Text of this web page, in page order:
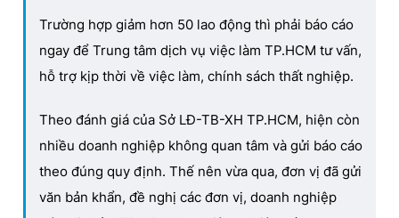
Trường hợp giảm hơn 50 lao động thì phải báo cáo
ngay để Trung tâm dịch vụ việc làm TP.HCM tư vấn,
hỗ trợ kịp thời về việc làm, chính sách thất nghiệp.
Theo đánh giá của Sở LĐ-TB-XH TP.HCM, hiện còn
nhiều doanh nghiệp không quan tâm và gửi báo cáo
theo đúng quy định. Thế nên vừa qua, đơn vị đã gửi
văn bản khẩn, đề nghị các đơn vị, doanh nghiệp